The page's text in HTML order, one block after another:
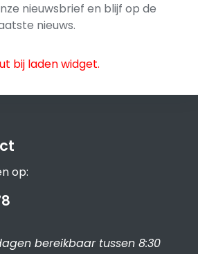
nieuwsbrief en blijf op de
nieuws.
bij laden widget.
op:
bereikbaar tussen 8:30